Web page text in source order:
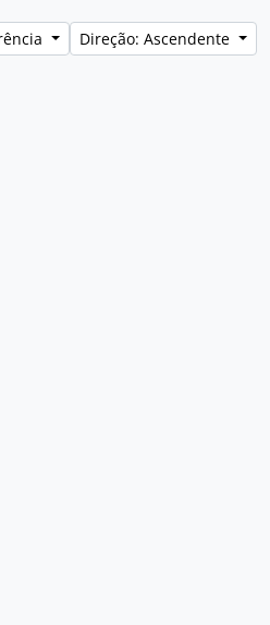
Direção: Ascendente